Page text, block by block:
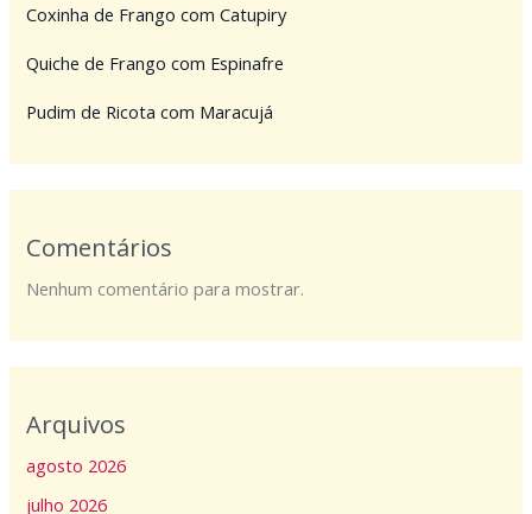
Coxinha de Frango com Catupiry
Quiche de Frango com Espinafre
Pudim de Ricota com Maracujá
Comentários
Nenhum comentário para mostrar.
Arquivos
agosto 2026
julho 2026